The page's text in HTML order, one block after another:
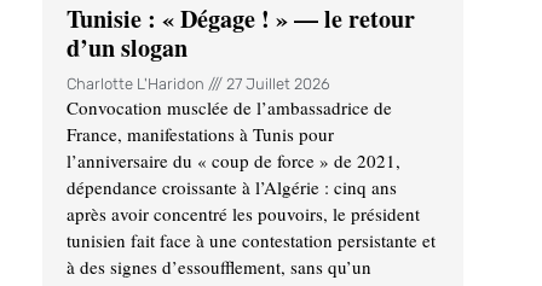
Tunisie : « Dégage ! » — le retour
d’un slogan
Charlotte L'Haridon 27 Juillet 2026
Convocation musclée de l’ambassadrice de
France, manifestations à Tunis pour
l’anniversaire du « coup de force » de 2021,
dépendance croissante à l’Algérie : cinq ans
après avoir concentré les pouvoirs, le président
tunisien fait face à une contestation persistante et
à des signes d’essoufflement, sans qu’un